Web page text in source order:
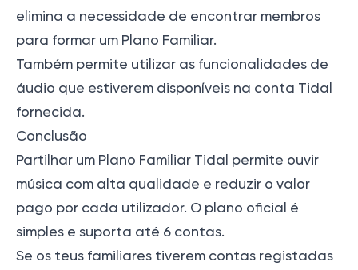
elimina a necessidade de encontrar membros
para formar um Plano Familiar.
Também permite utilizar as funcionalidades de
áudio que estiverem disponíveis na conta Tidal
fornecida.
Conclusão
Partilhar um Plano Familiar Tidal permite ouvir
música com alta qualidade e reduzir o valor
pago por cada utilizador. O plano oficial é
simples e suporta até 6 contas.
Se os teus familiares tiverem contas registadas